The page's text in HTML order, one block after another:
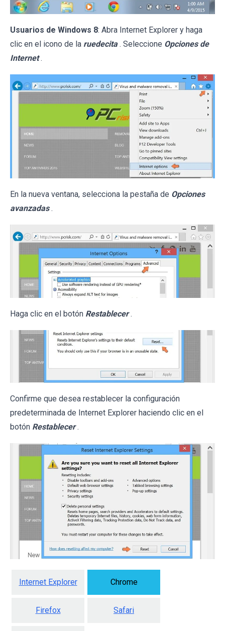
Usuarios de Windows 8: Abra Internet Explorer y haga
clic en el icono de la ruedecita . Seleccione Opciones de
Internet .
En la nueva ventana, selecciona la pestaña de Opciones
avanzadas .
Haga clic en el botón Restablecer .
Confirme que desea restablecer la configuración
predeterminada de Internet Explorer haciendo clic en el
botón Restablecer .
Internet Explorer Chrome
Firefox Safari